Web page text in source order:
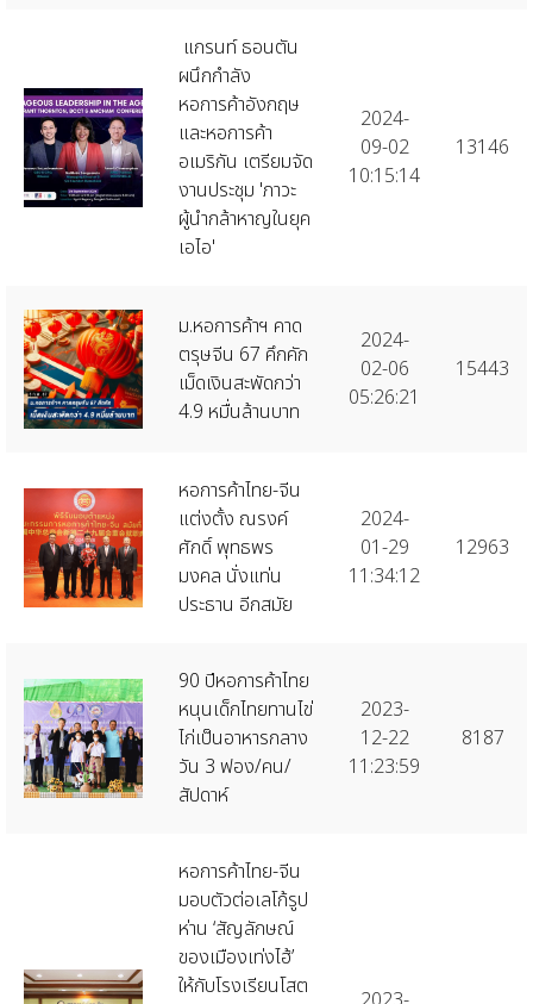
แกรนท์ ธอนตัน
ผนึกกำลัง
หอการค้าอังกฤษ
และหอการค้า
อเมริกัน เตรียมจัด
งานประชุม 'ภาวะ
ผู้นำกล้าหาญในยุค
เอไอ'
2024-
09-02
10:15:14
13146
ม.หอการค้าฯ คาด
ตรุษจีน 67 คึกคัก
เม็ดเงินสะพัดกว่า
4.9 หมื่นล้านบาท
2024-
02-06
05:26:21
15443
หอการค้าไทย-จีน
แต่งตั้ง ณรงค์
ศักดิ์ พุทธพร
มงคล นั่งแท่น
ประธาน อีกสมัย
2024-
01-29
11:34:12
12963
90 ปีหอการค้าไทย
หนุนเด็กไทยทานไข่
ไก่เป็นอาหารกลาง
วัน 3 ฟอง/คน/
สัปดาห์
2023-
12-22
11:23:59
8187
หอการค้าไทย-จีน
มอบตัวต่อเลโก้รูป
ห่าน ‘สัญลักษณ์
ของเมืองเท่งไฮ้’
ให้กับโรงเรียนโสต